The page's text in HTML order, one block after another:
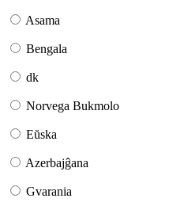
Asama
Bengala
dk
Norvega Bukmolo
Eŭska
Azerbajĝana
Gvarania